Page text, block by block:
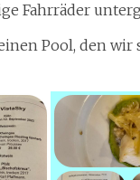
Fahrräder
Pool, den